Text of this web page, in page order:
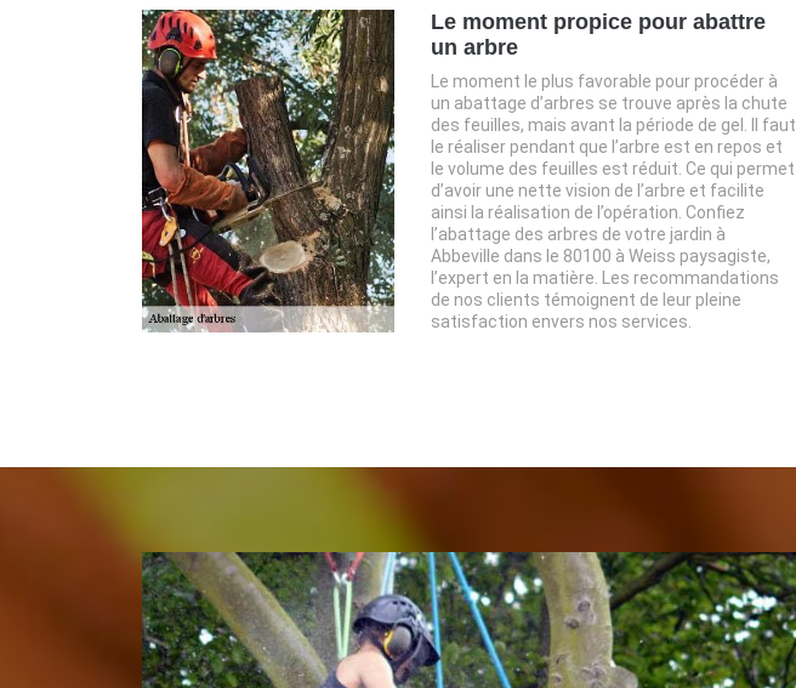
Le moment propice pour abattre
un arbre
Le moment le plus favorable pour procéder à
un abattage d’arbres se trouve après la chute
des feuilles, mais avant la période de gel. Il faut
le réaliser pendant que l’arbre est en repos et
le volume des feuilles est réduit. Ce qui permet
d’avoir une nette vision de l’arbre et facilite
ainsi la réalisation de l’opération. Confiez
l’abattage des arbres de votre jardin à
Abbeville dans le 80100 à Weiss paysagiste,
l’expert en la matière. Les recommandations
de nos clients témoignent de leur pleine
satisfaction envers nos services.